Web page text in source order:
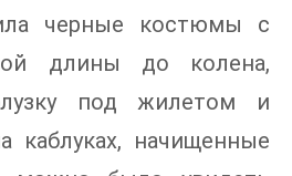
черные костюмы с
длины до колена,
под жилетом и
каблуках, начищенные